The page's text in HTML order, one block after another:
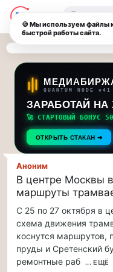
Последние
новости
и
обновления
потока:
Друзья,
приглашаем
на
музыкальную
прогулку
по
Москве
Чайковского!…
Друзья,
приглашаем
на
музыкальную
—
чат-
и
🔍
QUANTUM NODE v41
ЗАРАБОТАЙ НА
🚀 СТАРТОВЫЙ БОНУС
ОТКРЫТЬ СТАКАН ➔
Аноним
В центре Москвы
маршруты
С 25 по 27 октября в
схема движения
коснутся маршрутов,
пруды и Сретенский
ремонтные раб ... ЕЩЁ
🍪 Мы используем файлы
быстрой работы сайта.